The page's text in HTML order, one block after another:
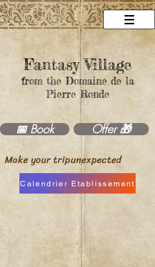
Fantasy Village
from the Domaine de la
Pierre Ronde
📅 Book Offer 🎁
Make your tripunexpected
Calendrier Etablissement